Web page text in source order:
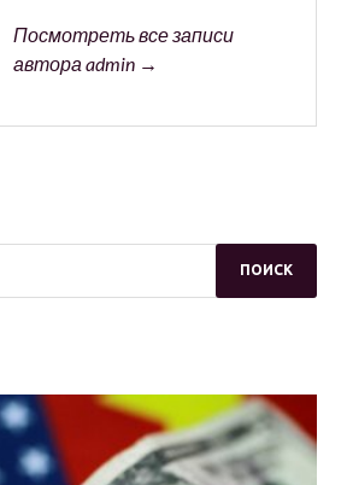
Посмотреть все записи
автора admin →